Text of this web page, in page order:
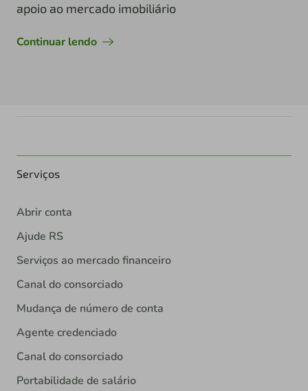
apoio ao mercado imobiliário
Continuar lendo
Serviços
Abrir conta
Ajude RS
Serviços ao mercado financeiro
Canal do consorciado
Mudança de número de conta
Agente credenciado
Canal do consorciado
Portabilidade de salário